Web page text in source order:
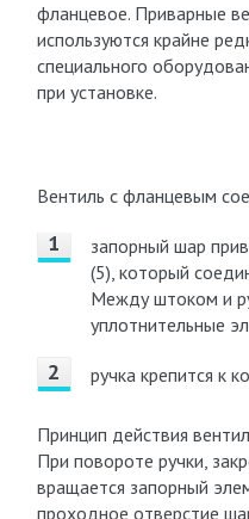
фланцевое. Приварные
используются крайне
специального
при установке.
Вентиль с фланцевым
запорный шар
(5), который
Между штоком и
уплотнительные
ручка крепится к
Принцип действия
При повороте ручки,
вращается запорный
проходное отверстие